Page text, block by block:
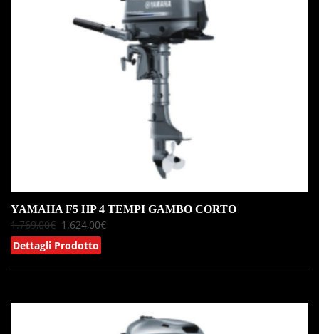
YAMAHA F5 HP 4 TEMPI GAMBO CORTO
1.769,00€ 1.624,00€
Dettagli Prodotto